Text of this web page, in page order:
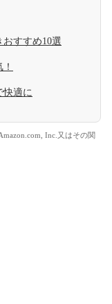
おすすめ10選
快適に
Inc.又はその関